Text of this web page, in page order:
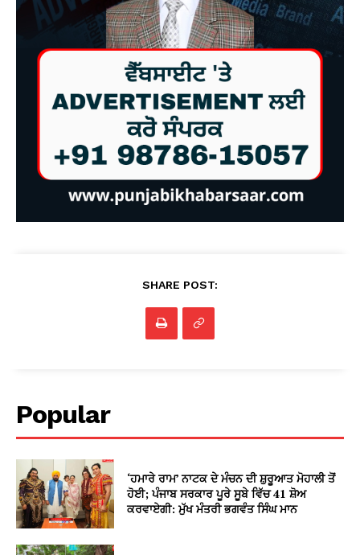
SHARE POST:
Popular
‘ਹਮਾਰੇ ਰਾਮ’ ਨਾਟਕ ਦੇ ਮੰਚਨ ਦੀ ਸ਼ੁਰੂਆਤ ਮੋਹਾਲੀ ਤੋਂ
ਹੋਈ; ਪੰਜਾਬ ਸਰਕਾਰ ਪੂਰੇ ਸੂਬੇ ਵਿੱਚ 41 ਸ਼ੋਅ
ਕਰਵਾਏਗੀ: ਮੁੱਖ ਮੰਤਰੀ ਭਗਵੰਤ ਸਿੰਘ ਮਾਨ